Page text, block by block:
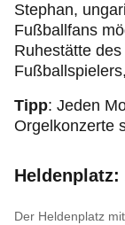
Stephan,
Fußballfans
Ruhestätte
Tipp: Jeden
Orgelkonzerte
Heldenplatz:
Der Heldenplatz